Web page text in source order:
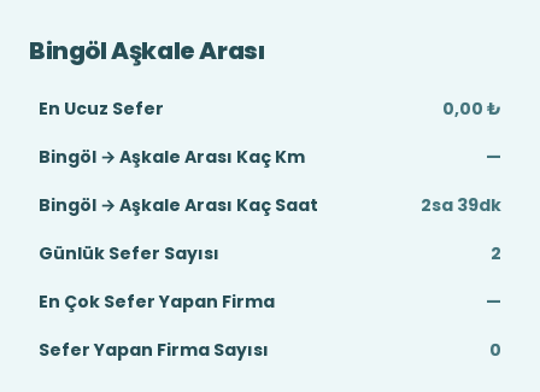
Bingöl Aşkale Arası
En Ucuz Sefer
0,00 ₺
Bingöl → Aşkale Arası Kaç Km
—
Bingöl → Aşkale Arası Kaç Saat
2sa 39dk
Günlük Sefer Sayısı
2
En Çok Sefer Yapan Firma
—
Sefer Yapan Firma Sayısı
0